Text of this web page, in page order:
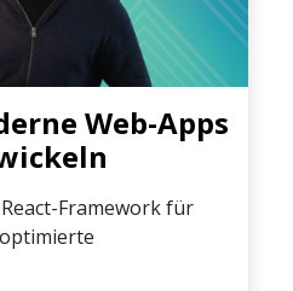
Web-Apps
Framework für